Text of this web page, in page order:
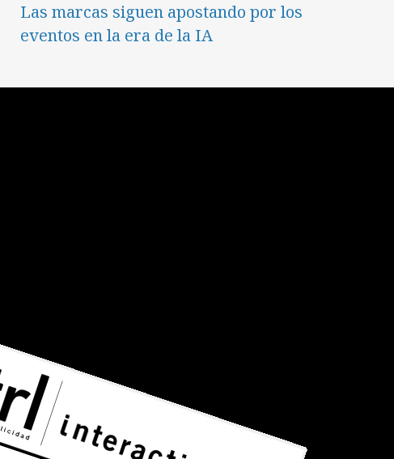
Las marcas siguen apostando por los
eventos en la era de la IA